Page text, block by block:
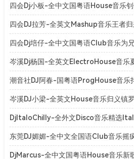
[Mp3]
四会Dj小板-全中文国粤语House音乐
[Mp3]
四会DJ拉芳-全英文Mashup音乐王者
[Mp3]
四会Dj培仔-全中文国粤语Club音乐为
[Mp3]
岑溪Dj杨国-全英文ElectroHouse音乐
[Mp3]
潮音社DJ阿春-国粤语ProgHouse音乐
岑溪DJ小梁-全英文House音乐归义镇
[Mp3]
DjItaloChilly-全外文Disco音乐精选
烧[Mp3]
东莞DJ媚媚-全中文全国语Club音乐摇
[Mp3]
DjMarcus-全中文国粤语House音乐新